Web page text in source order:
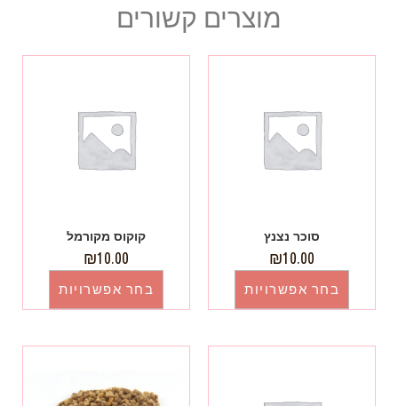
מוצרים קשורים
סוכר נצנץ
₪10.00
בחר אפשרויות
קוקוס מקורמל
₪10.00
בחר אפשרויות